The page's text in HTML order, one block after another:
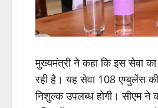
मुख्यमंत्री ने कहा कि इस सेवा
रही है। यह सेवा 108 एम्बुलेंस
निशुल्क उपलब्ध होगी। सीएम ने